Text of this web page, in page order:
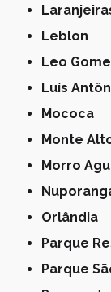
Leblon
Leo
Luís
Mococa
Monte
Morro
Orlândia
Parque
Parque